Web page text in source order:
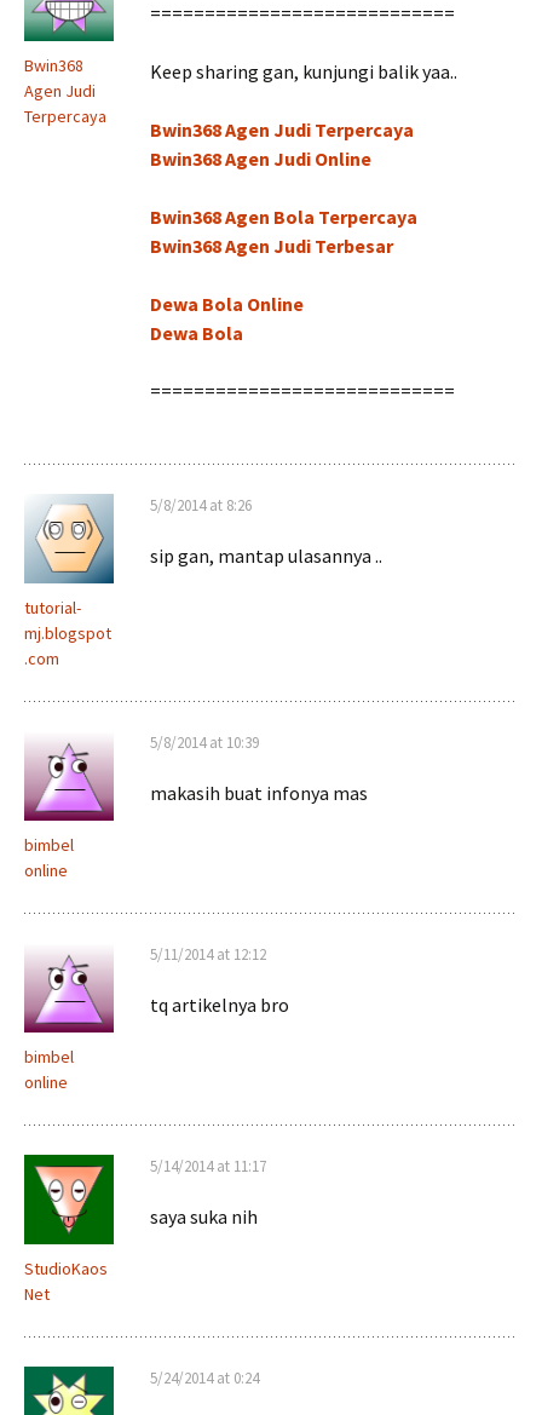
Bwin368
Agen Judi
Terpercaya
============================
Keep sharing gan, kunjungi balik yaa..
Bwin368 Agen Judi Terpercaya
Bwin368 Agen Judi Online
Bwin368 Agen Bola Terpercaya
Bwin368 Agen Judi Terbesar
Dewa Bola Online
Dewa Bola
============================
tutorial-
mj.blogspot
.com
5/8/2014 at 8:26
sip gan, mantap ulasannya ..
bimbel
online
5/8/2014 at 10:39
makasih buat infonya mas
bimbel
online
5/11/2014 at 12:12
tq artikelnya bro
StudioKaos
Net
5/14/2014 at 11:17
saya suka nih
5/24/2014 at 0:24